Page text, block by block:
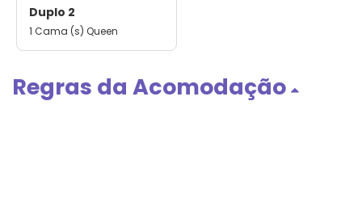
Duplo 2
1 Cama (s) Queen
Regras da Acomodação